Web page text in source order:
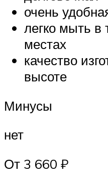
очень
легко мыть в
местах
качество
высоте
Минусы
нет
От 3 660 ₽